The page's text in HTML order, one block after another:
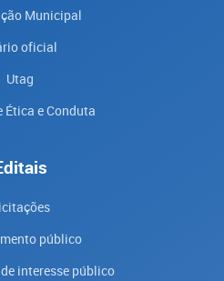
Municipal
oficial
Utag
Ética e Conduta
público
interesse público